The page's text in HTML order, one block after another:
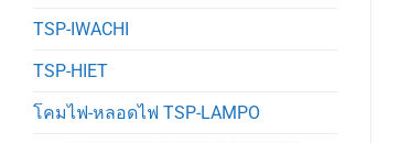
TSP-IWACHI
TSP-HIET
โคมไฟ-หลอดไฟ TSP-LAMPO